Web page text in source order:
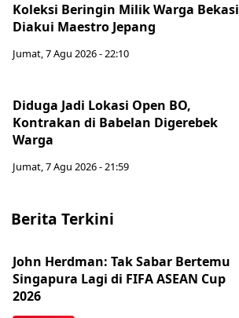
Koleksi Beringin Milik Warga Bekasi
Diakui Maestro Jepang
Jumat, 7 Agu 2026 - 22:10
Diduga Jadi Lokasi Open BO,
Kontrakan di Babelan Digerebek
Warga
Jumat, 7 Agu 2026 - 21:59
Berita Terkini
John Herdman: Tak Sabar Bertemu
Singapura Lagi di FIFA ASEAN Cup
2026